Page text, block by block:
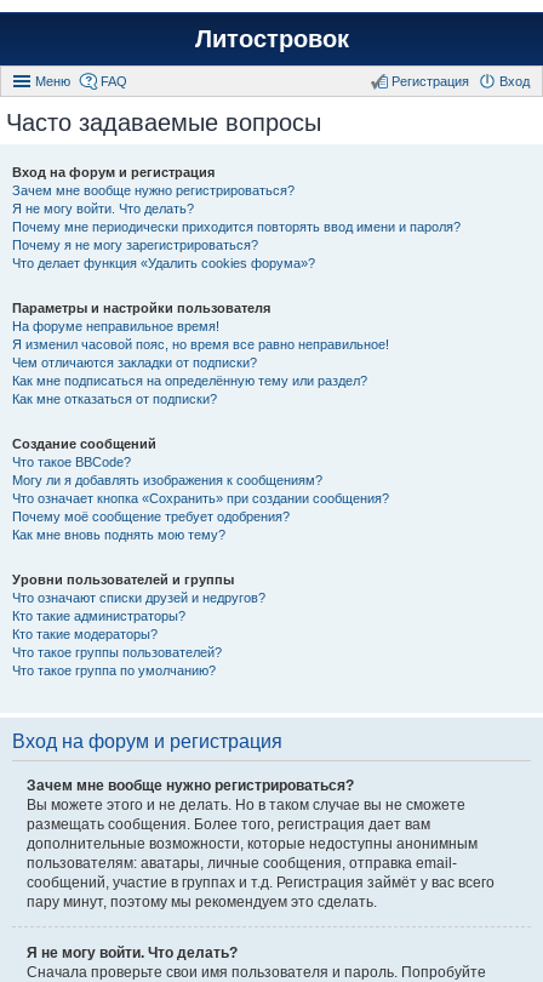
Литостровок
Меню FAQ Вход
Регистрация
Часто задаваемые вопросы
Вход на форум и регистрация
Зачем мне вообще нужно регистрироваться?
Я не могу войти. Что делать?
Почему мне периодически приходится повторять ввод имени и пароля?
Почему я не могу зарегистрироваться?
Что делает функция «Удалить cookies форума»?
Параметры и настройки пользователя
На форуме неправильное время!
Я изменил часовой пояс, но время все равно неправильное!
Чем отличаются закладки от подписки?
Как мне подписаться на определённую тему или раздел?
Как мне отказаться от подписки?
Создание сообщений
Что такое BBCode?
Могу ли я добавлять изображения к сообщениям?
Что означает кнопка «Сохранить» при создании сообщения?
Почему моё сообщение требует одобрения?
Как мне вновь поднять мою тему?
Уровни пользователей и группы
Что означают списки друзей и недругов?
Кто такие администраторы?
Кто такие модераторы?
Что такое группы пользователей?
Что такое группа по умолчанию?
Вход на форум и регистрация
Зачем мне вообще нужно регистрироваться?
Вы можете этого и не делать. Но в таком случае вы не сможете
размещать сообщения. Более того, регистрация дает вам
дополнительные возможности, которые недоступны анонимным
пользователям: аватары, личные сообщения, отправка email-
сообщений, участие в группах и т.д. Регистрация займёт у вас всего
пару минут, поэтому мы рекомендуем это сделать.
Я не могу войти. Что делать?
Сначала проверьте свои имя пользователя и пароль. Попробуйте